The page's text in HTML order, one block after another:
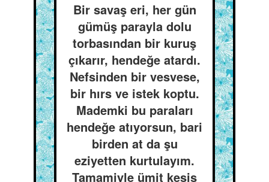
Bir savaş eri, her gün
gümüş parayla dolu
torbasından bir kuruş
çıkarır, hendeğe atardı.
Nefsinden bir vesvese,
bir hırs ve istek koptu.
Mademki bu paraları
hendeğe atıyorsun, bari
birden at da şu
eziyetten kurtulayım.
Tamamiyle ümit kesiş